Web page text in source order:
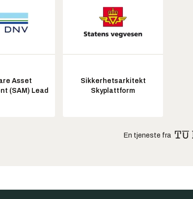
Asset
(SAM) Lead
Sikkerhetsarkitekt
Skyplattform
En tjeneste fra